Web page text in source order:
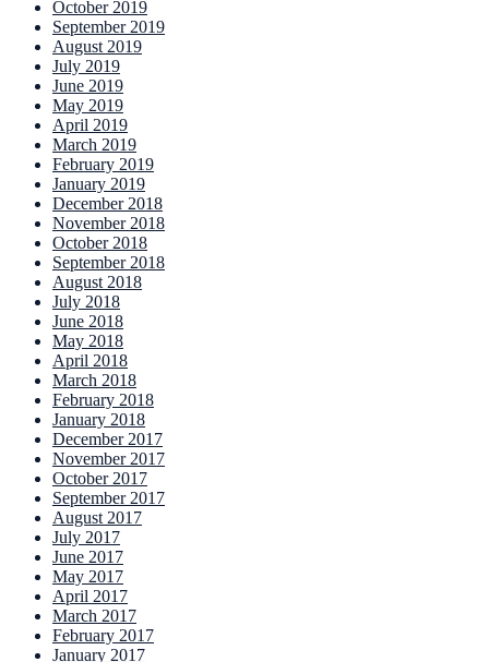
October 2019
September 2019
August 2019
July 2019
June 2019
May 2019
April 2019
March 2019
February 2019
January 2019
December 2018
November 2018
October 2018
September 2018
August 2018
July 2018
June 2018
May 2018
April 2018
March 2018
February 2018
January 2018
December 2017
November 2017
October 2017
September 2017
August 2017
July 2017
June 2017
May 2017
April 2017
March 2017
February 2017
January 2017